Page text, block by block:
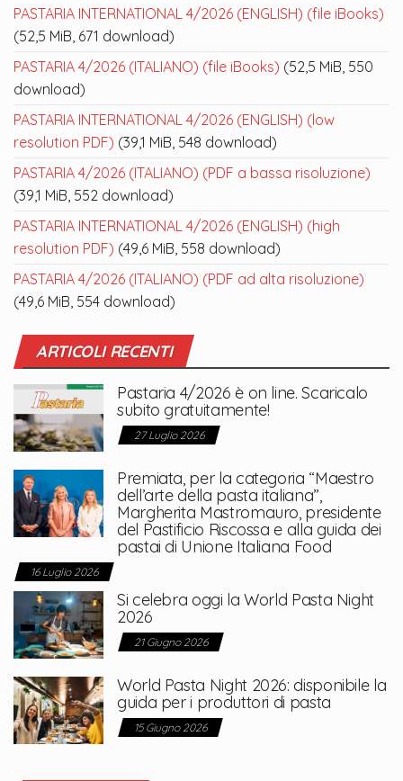
PASTARIA INTERNATIONAL 4/2026 (ENGLISH) (file iBooks)
(52,5 MiB, 671 download)
PASTARIA 4/2026 (ITALIANO) (file iBooks) (52,5 MiB, 550
download)
PASTARIA INTERNATIONAL 4/2026 (ENGLISH) (low
resolution PDF) (39,1 MiB, 548 download)
PASTARIA 4/2026 (ITALIANO) (PDF a bassa risoluzione)
(39,1 MiB, 552 download)
PASTARIA INTERNATIONAL 4/2026 (ENGLISH) (high
resolution PDF) (49,6 MiB, 558 download)
PASTARIA 4/2026 (ITALIANO) (PDF ad alta risoluzione)
(49,6 MiB, 554 download)
ARTICOLI RECENTI
Pastaria 4/2026 è on line. Scaricalo
subito gratuitamente!
27 Luglio 2026
Premiata, per la categoria “Maestro
dell’arte della pasta italiana”,
Margherita Mastromauro, presidente
del Pastificio Riscossa e alla guida dei
pastai di Unione Italiana Food
16 Luglio 2026
Si celebra oggi la World Pasta Night
2026
21 Giugno 2026
World Pasta Night 2026: disponibile la
guida per i produttori di pasta
15 Giugno 2026